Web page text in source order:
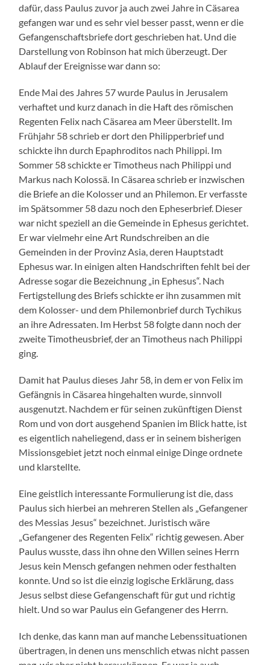
dafür, dass Paulus zuvor ja auch zwei Jahre in Cäsarea
gefangen war und es sehr viel besser passt, wenn er die
Gefangenschaftsbriefe dort geschrieben hat. Und die
Darstellung von Robinson hat mich überzeugt. Der
Ablauf der Ereignisse war dann so:
Ende Mai des Jahres 57 wurde Paulus in Jerusalem
verhaftet und kurz danach in die Haft des römischen
Regenten Felix nach Cäsarea am Meer überstellt. Im
Frühjahr 58 schrieb er dort den Philipperbrief und
schickte ihn durch Epaphroditos nach Philippi. Im
Sommer 58 schickte er Timotheus nach Philippi und
Markus nach Kolossä. In Cäsarea schrieb er inzwischen
die Briefe an die Kolosser und an Philemon. Er verfasste
im Spätsommer 58 dazu noch den Epheserbrief. Dieser
war nicht speziell an die Gemeinde in Ephesus gerichtet.
Er war vielmehr eine Art Rundschreiben an die
Gemeinden in der Provinz Asia, deren Hauptstadt
Ephesus war. In einigen alten Handschriften fehlt bei der
Adresse sogar die Bezeichnung „in Ephesus“. Nach
Fertigstellung des Briefs schickte er ihn zusammen mit
dem Kolosser- und dem Philemonbrief durch Tychikus
an ihre Adressaten. Im Herbst 58 folgte dann noch der
zweite Timotheusbrief, der an Timotheus nach Philippi
ging.
Damit hat Paulus dieses Jahr 58, in dem er von Felix im
Gefängnis in Cäsarea hingehalten wurde, sinnvoll
ausgenutzt. Nachdem er für seinen zukünftigen Dienst
Rom und von dort ausgehend Spanien im Blick hatte, ist
es eigentlich naheliegend, dass er in seinem bisherigen
Missionsgebiet jetzt noch einmal einige Dinge ordnete
und klarstellte.
Eine geistlich interessante Formulierung ist die, dass
Paulus sich hierbei an mehreren Stellen als „Gefangener
des Messias Jesus“ bezeichnet. Juristisch wäre
„Gefangener des Regenten Felix“ richtig gewesen. Aber
Paulus wusste, dass ihn ohne den Willen seines Herrn
Jesus kein Mensch gefangen nehmen oder festhalten
konnte. Und so ist die einzig logische Erklärung, dass
Jesus selbst diese Gefangenschaft für gut und richtig
hielt. Und so war Paulus ein Gefangener des Herrn.
Ich denke, das kann man auf manche Lebenssituationen
übertragen, in denen uns menschlich etwas nicht passen